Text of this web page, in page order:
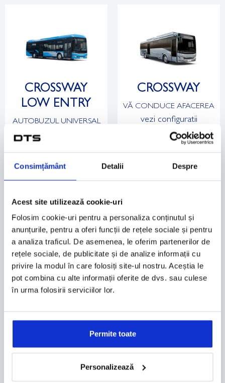
Consimțământ Detalii Despre
Acest site utilizează cookie-uri
Folosim cookie-uri pentru a personaliza conținutul și
anunțurile, pentru a oferi funcții de rețele sociale și pentru
a analiza traficul. De asemenea, le oferim partenerilor de
rețele sociale, de publicitate și de analize informații cu
privire la modul în care folosiți site-ul nostru. Aceștia le
pot combina cu alte informații oferite de dvs. sau culese
în urma folosirii serviciilor lor.
Permite toate
Personalizează
CROSSWAY
LOW ENTRY
AUTOBUZUL UNIVERSAL
vezi configuratii
CROSSWAY
VĂ CONDUCE AFACEREA
vezi configuratii
AUTOCAR TURISTIC
CONSTRUIT PROFITABIL
vezi configuratii